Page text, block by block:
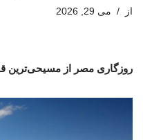
از می 29, 2026
روزگاری مصر از مسیحی‌ترین